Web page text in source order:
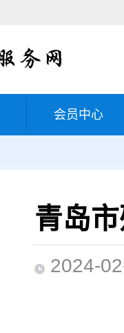
会员中心
青岛
2024-